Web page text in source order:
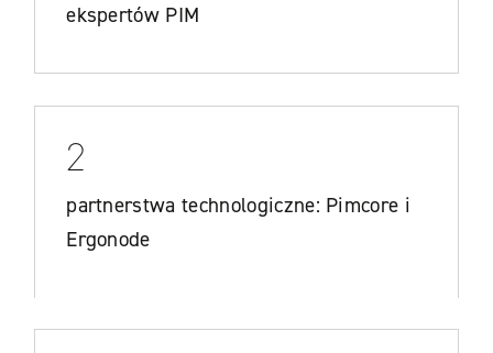
ekspertów PIM
2
partnerstwa technologiczne: Pimcore i
Ergonode